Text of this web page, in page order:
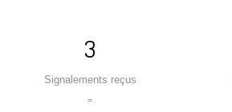
3
Signalements reçus
=